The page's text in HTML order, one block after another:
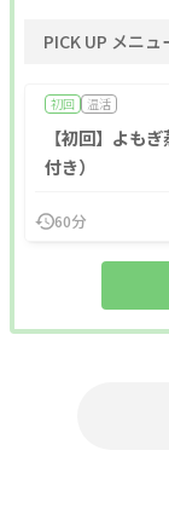
PICK UP メニュ
初回 温活
【初回】よも
付き）
60分